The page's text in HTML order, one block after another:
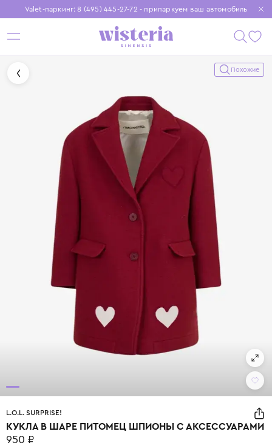
Valet-паркинг: 8 (495) 445-27-72 - припаркуем ваш автомобиль
Бесплатная доставка при заказе от 15 000 ₽
Установите приложение, чтобы покупки были еще удобнее
Похожие
L.O.L. SURPRISE!
КУКЛА В ШАРЕ ПИТОМЕЦ ШПИОНЫ С АКСЕССУАРАМИ
950 ₽